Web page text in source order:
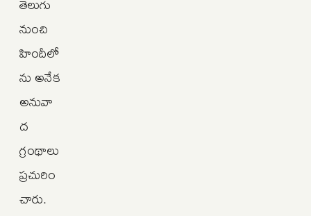
నుంచి
హిందీలో
ను అనేక
అనువా
ద
గ్రంథాలు
ప్రచురిం
చారు.